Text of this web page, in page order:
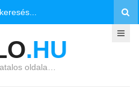
.HU
oldala…